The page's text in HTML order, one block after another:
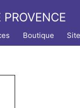
Boutique